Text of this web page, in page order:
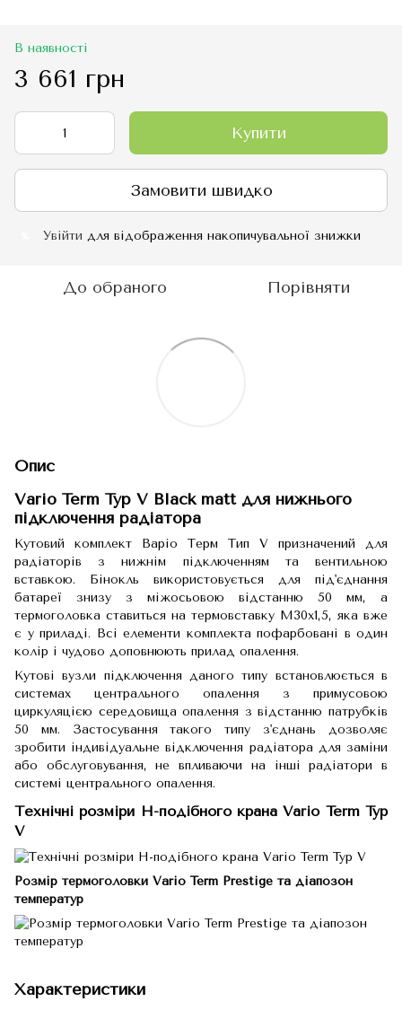
В наявності
3 661 грн
Купити
Замовити швидко
Увійти для відображення накопичувальної знижки
До обраного Порівняти
Опис
Vario Term Typ V Black matt для нижнього
підключення радіатора
Кутовий комплект Варіо Терм Тип V призначений для
радіаторів з нижнім підключенням та вентильною
вставкою. Бінокль використовується для під'єднання
батареї знизу з міжосьовою відстанню 50 мм, а
термоголовка ставиться на термовставку М30х1,5, яка вже
є у приладі. Всі елементи комплекта пофарбовані в один
колір і чудово доповнюють прилад опалення.
Кутові вузли підключення даного типу встановлюється в
системах центрального опалення з примусовою
циркуляцією середовища опалення з відстанню патрубків
50 мм. Застосування такого типу з'єднань дозволяє
зробити індивідуальне відключення радіатора для заміни
або обслуговування, не впливаючи на інші радіатори в
системі центрального опалення.
Технічні розміри Н-подібного крана Vario Term Typ
V
Розмір термоголовки Vario Term Prestige та діапозон
температур
Характеристики